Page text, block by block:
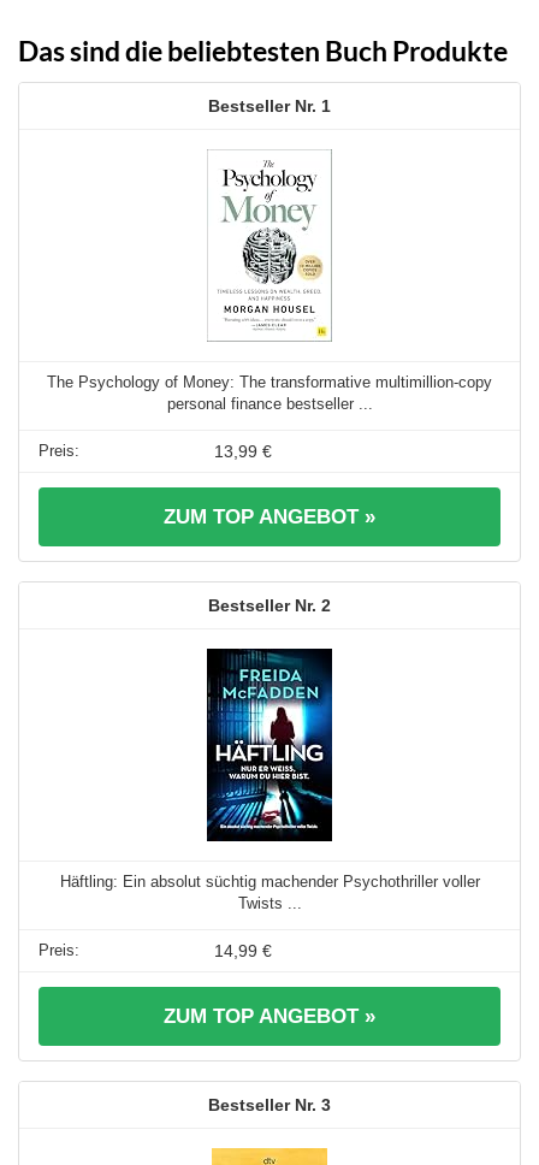
Das sind die beliebtesten Buch Produkte
1
The Psychology of Money: The transformative multimillion-copy
personal finance bestseller ...
13,99 €
ZUM TOP ANGEBOT »
2
Häftling: Ein absolut süchtig machender Psychothriller voller
Twists ...
14,99 €
ZUM TOP ANGEBOT »
3